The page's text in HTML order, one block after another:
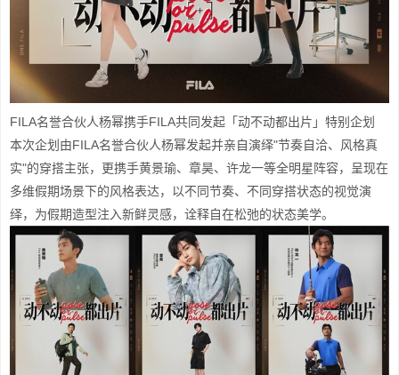
FILA名誉合伙人杨幂携手FILA共同发起「动不动都出片」特别企划
本次企划由FILA名誉合伙人杨幂发起并亲自演绎"节奏自洽、风格真
实"的穿搭主张，更携手黄景瑜、章昊、许龙一等全明星阵容，呈现在
多维假期场景下的风格表达，以不同节奏、不同穿搭状态的视觉演
绎，为假期造型注入新鲜灵感，诠释自在松弛的状态美学。